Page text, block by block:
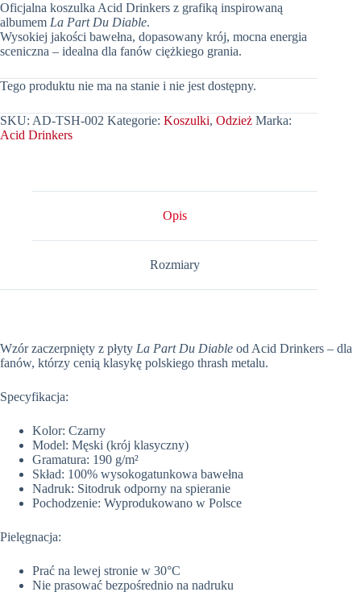
Oficjalna koszulka Acid Drinkers z grafiką inspirowaną
albumem La Part Du Diable.
Wysokiej jakości bawełna, dopasowany krój, mocna energia
sceniczna – idealna dla fanów ciężkiego grania.
Tego produktu nie ma na stanie i nie jest dostępny.
SKU: AD-TSH-002 Kategorie: Koszulki, Odzież Marka:
Acid Drinkers
Opis
Rozmiary
Wzór zaczerpnięty z płyty La Part Du Diable od Acid Drinkers – dla
fanów, którzy cenią klasykę polskiego thrash metalu.
Specyfikacja:
Kolor: Czarny
Model: Męski (krój klasyczny)
Gramatura: 190 g/m²
Skład: 100% wysokogatunkowa bawełna
Nadruk: Sitodruk odporny na spieranie
Pochodzenie: Wyprodukowano w Polsce
Pielęgnacja:
Prać na lewej stronie w 30°C
Nie prasować bezpośrednio na nadruku